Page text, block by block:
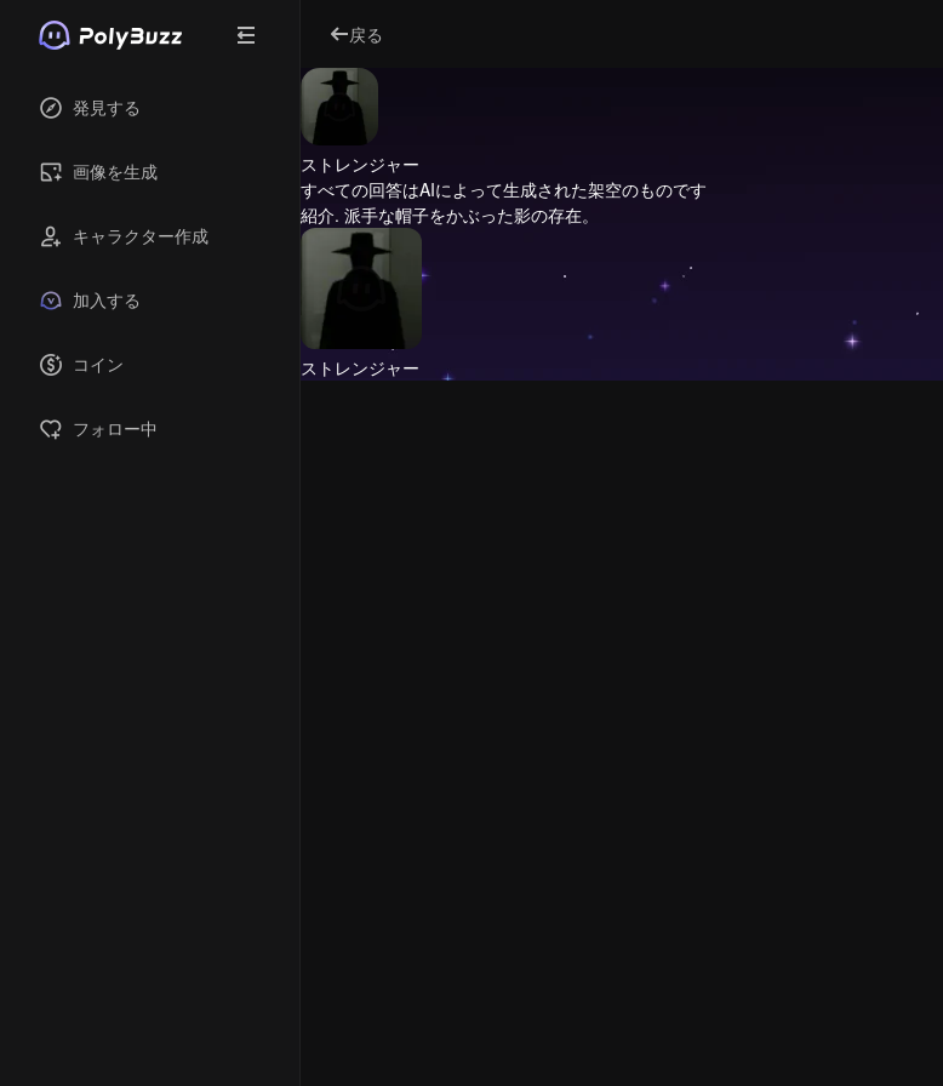
発見する
画像を生成
キャラクター作成
加入する
コイン
フォロー中
戻る
ストレンジャー
すべての回答はAIによって生成された架空のものです
紹介. 派手な帽子をかぶった影の存在。
ストレンジャー